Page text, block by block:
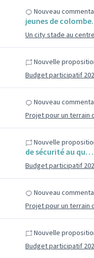
Nouveau
jeunes de
Un city stade au
Nouvelle
Budget participatif
Nouveau
Projet pour un terrain
Nouvelle
de sécurité au qu…
Budget participatif
Nouveau
Projet pour un terrain
Nouvelle
Budget participatif